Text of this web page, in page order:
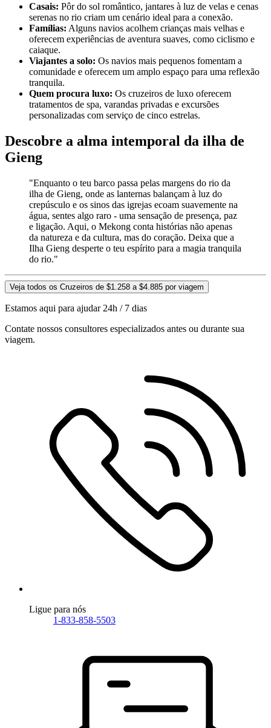
Casais: Pôr do sol romântico, jantares à luz de velas e cenas
serenas no rio criam um cenário ideal para a conexão.
Famílias: Alguns navios acolhem crianças mais velhas e
oferecem experiências de aventura suaves, como ciclismo e
caiaque.
Viajantes a solo: Os navios mais pequenos fomentam a
comunidade e oferecem um amplo espaço para uma reflexão
tranquila.
Quem procura luxo: Os cruzeiros de luxo oferecem
tratamentos de spa, varandas privadas e excursões
personalizadas com serviço de cinco estrelas.
Descobre a alma intemporal da ilha de
Gieng
"Enquanto o teu barco passa pelas margens do rio da
ilha de Gieng, onde as lanternas balançam à luz do
crepúsculo e os sinos das igrejas ecoam suavemente na
água, sentes algo raro - uma sensação de presença, paz
e ligação. Aqui, o Mekong conta histórias não apenas
da natureza e da cultura, mas do coração. Deixa que a
Ilha Gieng desperte o teu espírito para a magia tranquila
do rio."
Veja todos os Cruzeiros de $1.258 a $4.885 por viagem
Estamos aqui para ajudar 24h / 7 dias
Contate nossos consultores especializados antes ou durante sua
viagem.
Ligue para nós
1-833-858-5503